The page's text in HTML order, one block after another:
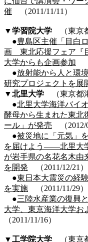
催 （2011/11/11）
▼学習院大学 （東京
●豊島区主催「目白
画 東北応援フェア『
大学からも企画参加
●放射能から人と環
研究プロジェクトを展
▼北里大学 （東京都
●北里大学海洋バイ
酵母から生まれた東北
ール」が発売 （2012/
●被災地に「元気」
を届けよう――北里大
が岩手県の名花名木由
を開発 （2011/12/21
●東日本大震災の経
を実施 （2011/11/29）
●三陸水産業の復興
大学、東京海洋大学お
（2011/11/16）
▼工学院大学 （東京